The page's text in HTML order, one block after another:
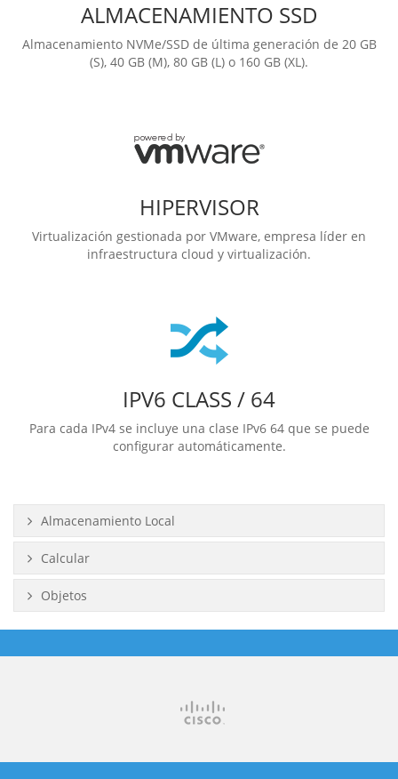
ALMACENAMIENTO SSD
Almacenamiento NVMe/SSD de última generación de 20 GB
(S), 40 GB (M), 80 GB (L) o 160 GB (XL).
HIPERVISOR
Virtualización gestionada por VMware, empresa líder en
infraestructura cloud y virtualización.
IPV6 CLASS / 64
Para cada IPv4 se incluye una clase IPv6 64 que se puede
configurar automáticamente.
Almacenamiento Local
Calcular
Objetos